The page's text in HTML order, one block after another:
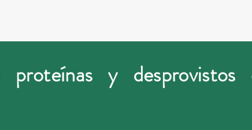
proteínas y desprovistos